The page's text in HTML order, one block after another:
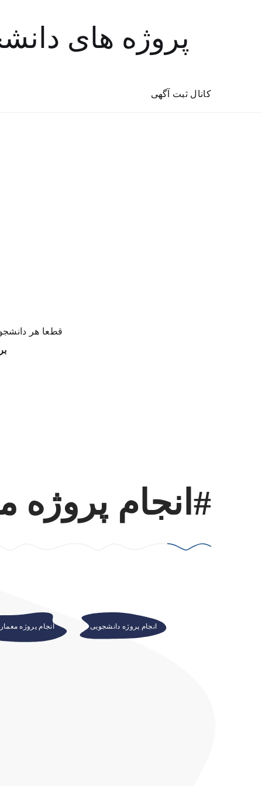
پروژه های
کانال ثبت آگهی
قطعا هر
#انجام پروژه
انجام پروژه دانشجویی انجام پروژه